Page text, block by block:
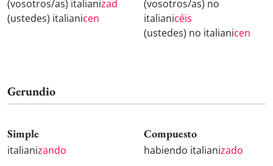
(vosotros/as) italianizad
(ustedes) italianicen
(vosotros/as) no
italianicéis
(ustedes) no italianicen
Gerundio
Simple
italianizando
Compuesto
habiendo italianizado